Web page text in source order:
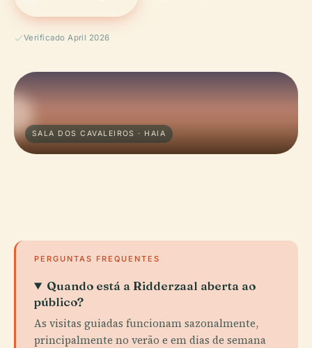
Verificado April 2026
SALA DOS CAVALEIROS · HAIA
PERGUNTAS FREQUENTES
Quando está a Ridderzaal aberta ao
público?
As visitas guiadas funcionam sazonalmente,
principalmente no verão e em dias de semana